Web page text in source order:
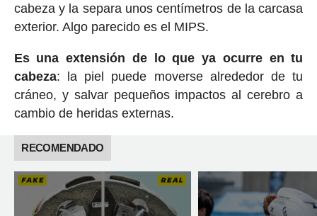
cabeza y la separa unos centímetros de la carcasa
exterior. Algo parecido es el MIPS.
Es una extensión de lo que ya ocurre en tu
cabeza: la piel puede moverse alrededor de tu
cráneo, y salvar pequeños impactos al cerebro a
cambio de heridas externas.
RECOMENDADO